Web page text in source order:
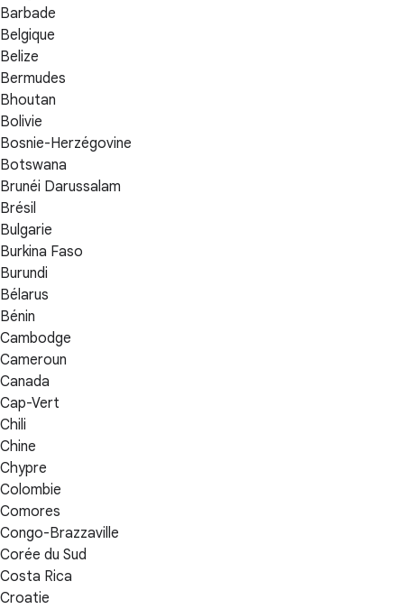
Barbade
Belgique
Belize
Bermudes
Bhoutan
Bolivie
Bosnie-Herzégovine
Botswana
Brunéi Darussalam
Brésil
Bulgarie
Burkina Faso
Burundi
Bélarus
Bénin
Cambodge
Cameroun
Canada
Cap-Vert
Chili
Chine
Chypre
Colombie
Comores
Congo-Brazzaville
Corée du Sud
Costa Rica
Croatie